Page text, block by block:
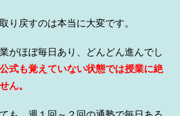
り戻すのは本当に大変です。
がほぼ毎日あり、どんどん進んでし
式も覚えていない状態では授業に絶
ん。